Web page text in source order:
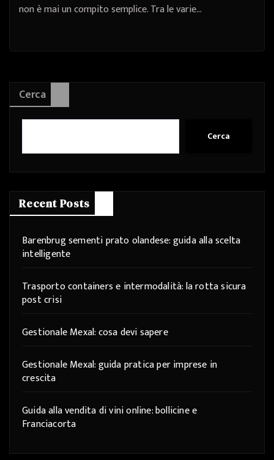
non è mai un compito semplice. Tra le varie…
Cerca
Cerca
Recent Posts
Barenbrug sementi prato olandese: guida alla scelta
intelligente
Trasporto containers e intermodalità: la rotta sicura
post crisi
Gestionale Mexal: cosa devi sapere
Gestionale Mexal: guida pratica per imprese in
crescita
Guida alla vendita di vini online: bollicine e
Franciacorta